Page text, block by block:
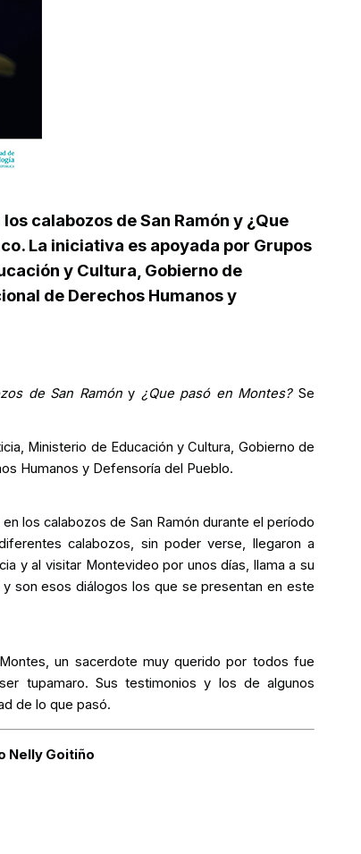
calabozos de San Ramón y ¿Que
La iniciativa es apoyada por Grupos
y Cultura, Gobierno de
de Derechos Humanos y
de San Ramóny ¿Que pasó en Montes?Se
Ministerio de Educación y Cultura, Gobierno de
Humanos y Defensoría del Pueblo.
los calabozos de San Ramón durante el período
calabozos, sin poder verse, llegaron a
y al visitar Montevideo por unos días, llama a su
son esos diálogos los que se presentan en este
un sacerdote muy querido por todos fue
tupamaro. Sus testimonios y los de algunos
de lo que pasó.
Nelly Goitiño